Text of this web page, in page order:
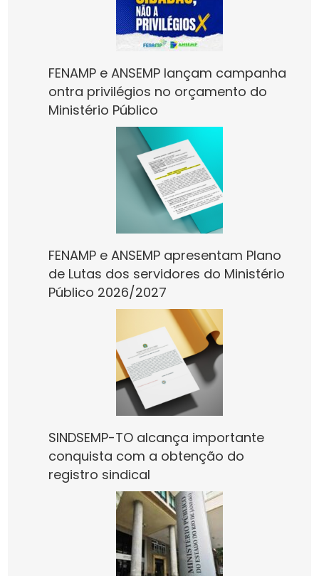
FENAMP e ANSEMP lançam campanha
ontra privilégios no orçamento do
Ministério Público
FENAMP e ANSEMP apresentam Plano
de Lutas dos servidores do Ministério
Público 2026/2027
SINDSEMP-TO alcança importante
conquista com a obtenção do
registro sindical